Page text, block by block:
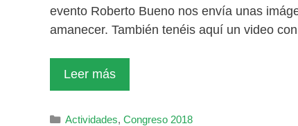
evento Roberto Bueno nos envía unas
amanecer. También tenéis aquí un video
Leer más
Categorías
Actividades,Congreso 2018